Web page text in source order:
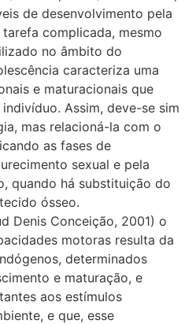
de desenvolvimento pela
complicada, mesmo
no âmbito do
caracteriza uma
e maturacionais que
Assim, deve-se sim
mas relacioná-la com o
as fases de
sexual e pela
quando há substituição do
ósseo.
Denis Conceição, 2001) o
motoras resulta da
determinados
e maturação, e
aos estímulos
e que, esse